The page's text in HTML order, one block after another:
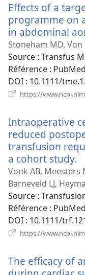
Effects of a
programme on
in abdominal
Stoneham MD, Von
Source ‎: Transfus
Référence ‎:
DOI ‎: 10.1111/
https://
Intraoperative
reduced
transfusion
a cohort study.
Vonk AB, Meesters
Barneveld LJ,
Source ‎:
Référence ‎:
DOI ‎: 10.1111/
https://
The efficacy of